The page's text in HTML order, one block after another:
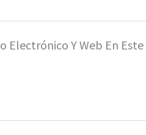
Electrónico Y Web En